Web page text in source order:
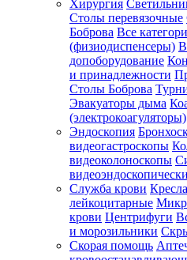
Хирургия
Столы перевязочные
Боброва Все
(физиодиспенсеры)
допоборудование
и принадлежности
Столы Боброва
Эвакуаторы дыма
(электрокоагуляторы)
Эндоскопия
видеогастроскопы
видеоколоноскопы
Служба крови
лейкоцитарные
крови Центрифуги
и морозильники
Скорая помощь